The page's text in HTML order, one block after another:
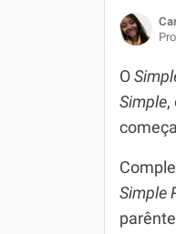
Exercícios ENEM
Simulados ENEM
Biologia
Inglês
Geografia
Química
Todos os
O
Simple,
Simple